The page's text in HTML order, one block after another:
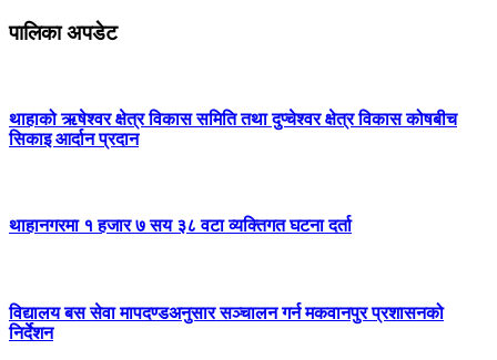
पालिका अपडेट
थाहाको ऋषेश्वर क्षेत्र विकास समिति तथा दुप्चेश्वर क्षेत्र विकास कोषबीच
सिकाइ आर्दान प्रदान
थाहानगरमा १ हजार ७ सय ३८ वटा व्यक्तिगत घटना दर्ता
विद्यालय बस सेवा मापदण्डअनुसार सञ्चालन गर्न मकवानपुर प्रशासनको
निर्देशन